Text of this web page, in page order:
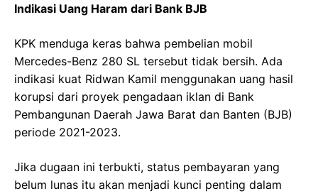
Indikasi Uang Haram dari Bank BJB
KPK menduga keras bahwa pembelian mobil
Mercedes-Benz 280 SL tersebut tidak bersih. Ada
indikasi kuat Ridwan Kamil menggunakan uang hasil
korupsi dari proyek pengadaan iklan di Bank
Pembangunan Daerah Jawa Barat dan Banten (BJB)
periode 2021-2023.
Jika dugaan ini terbukti, status pembayaran yang
belum lunas itu akan menjadi kunci penting dalam